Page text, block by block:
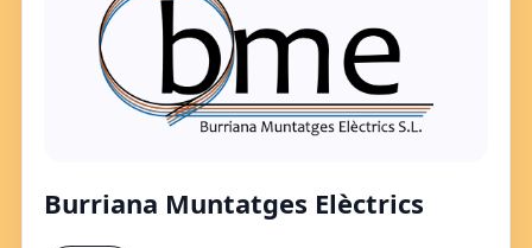
Burriana Muntatges Elèctrics